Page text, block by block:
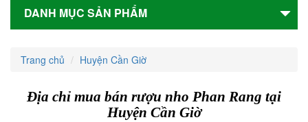
DANH MỤC SẢN PHẨM
Trang chủ Huyện Cần Giờ
Địa chỉ mua bán rượu nho Phan Rang tại
Huyện Cần Giờ